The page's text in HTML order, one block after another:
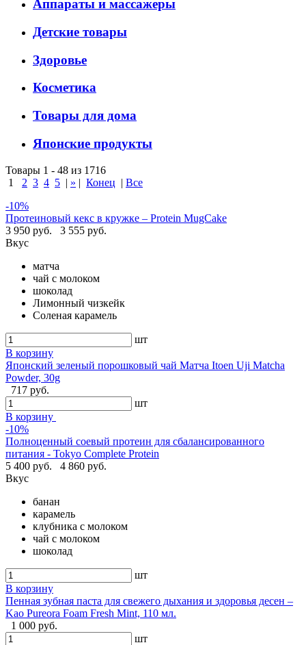
Аппараты и массажеры
Детские товары
Здоровье
Косметика
Товары для дома
Японские продукты
Товары 1 - 48 из 1716
1
2 3 4 5 | » | Конец | Все
-10%
Протеиновый кекс в кружке – Protein MugCake
3 950 руб.
3 555 руб.
Вкус
матча
чай с молоком
шоколад
Лимонный чизкейк
Соленая карамель
шт
В корзину
Японский зеленый порошковый чай Матча Itoen Uji Matcha
Powder, 30g
717 руб.
шт
В корзину
-10%
Полноценный соевый протеин для сбалансированного
питания - Tokyo Complete Protein
5 400 руб.
4 860 руб.
Вкус
банан
карамель
клубника с молоком
чай с молоком
шоколад
шт
В корзину
Пенная зубная паста для свежего дыхания и здоровья десен –
Kao Pureora Foam Fresh Mint, 110 мл.
1 000 руб.
шт